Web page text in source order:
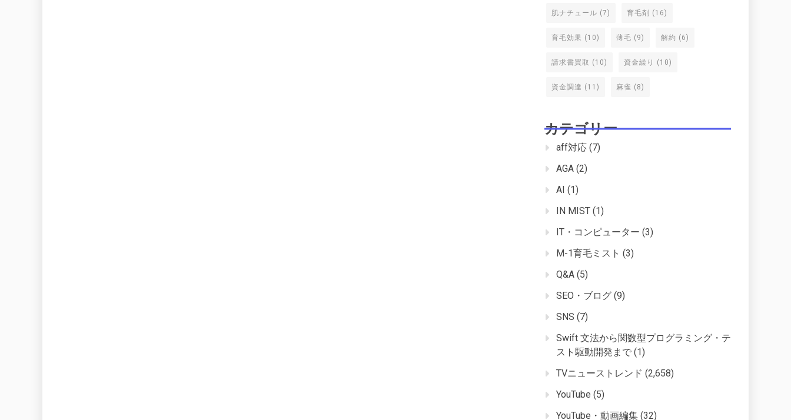
肌ナチュール (7) 育毛剤 (16)
育毛効果 (10) 薄毛 (9) 解約 (6)
請求書買取 (10) 資金繰り (10)
資金調達 (11) 麻雀 (8)
カテゴリー
aff対応 (7)
AGA (2)
AI (1)
IN MIST (1)
IT・コンピューター (3)
M-1育毛ミスト (3)
Q&A (5)
SEO・ブログ (9)
SNS (7)
Swift 文法から関数型プログラミング・テ
スト駆動開発まで (1)
TVニューストレンド (2,658)
YouTube (5)
YouTube・動画編集 (32)